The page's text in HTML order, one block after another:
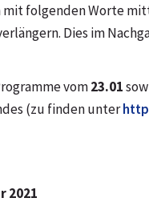
folgenden Worte
Dies im
vom23.01
(zu finden unter
2021